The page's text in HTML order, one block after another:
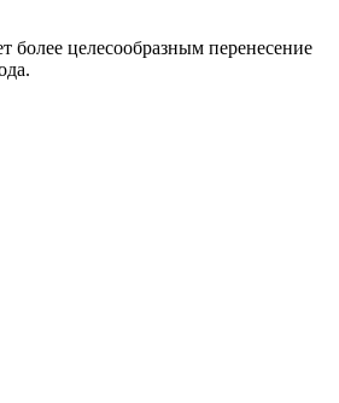
целесообразным перенесение